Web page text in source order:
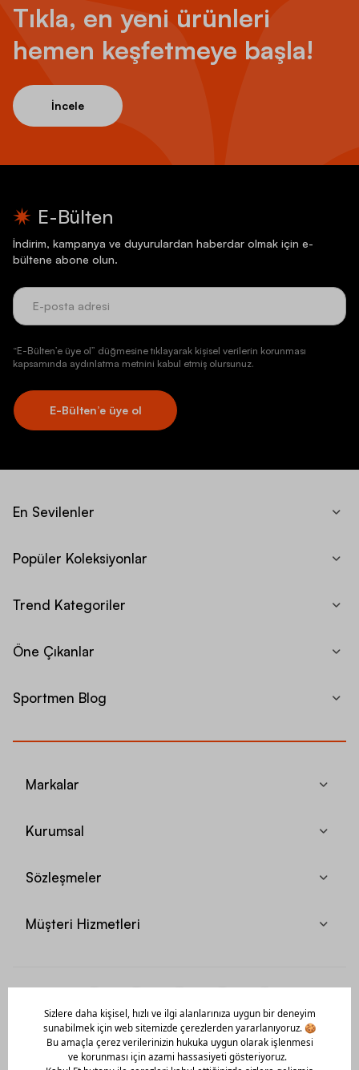
Tıkla, en yeni ürünleri
hemen keşfetmeye başla!
İncele
E-Bülten
İndirim, kampanya ve duyurulardan haberdar olmak için e-
bültene abone olun.
“E-Bülten’e üye ol” düğmesine tıklayarak kişisel verilerin korunması
kapsamında aydınlatma metnini kabul etmiş olursunuz.
E-Bülten’e üye ol
En Sevilenler
Popüler Koleksiyonlar
Trend Kategoriler
Öne Çıkanlar
Sportmen Blog
Markalar
Kurumsal
Sözleşmeler
Müşteri Hizmetleri
Mobil Uygulamamızı Hemen İndir!